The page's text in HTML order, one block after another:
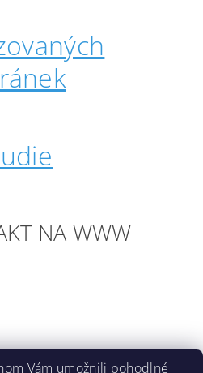
NA WWW
Vám umožnili pohodlné